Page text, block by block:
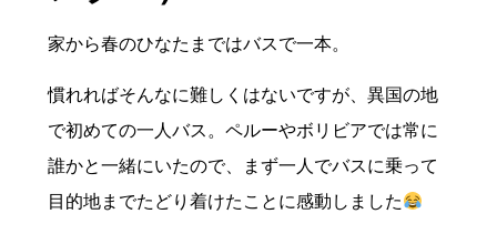
家から春のひなたまではバスで一本。
慣れればそんなに難しくはないですが、異国の地
で初めての一人バス。ペルーやボリビアでは常に
誰かと一緒にいたので、まず一人でバスに乗って
目的地までたどり着けたことに感動しました